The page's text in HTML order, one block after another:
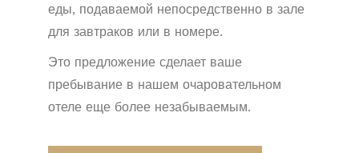
еды, подаваемой непосредственно в зале
для завтраков или в номере.
Это предложение сделает ваше
пребывание в нашем очаровательном
отеле еще более незабываемым.